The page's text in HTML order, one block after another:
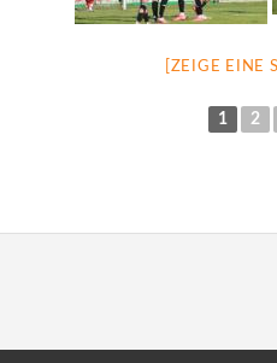
[ZEIGE EINE
1 2